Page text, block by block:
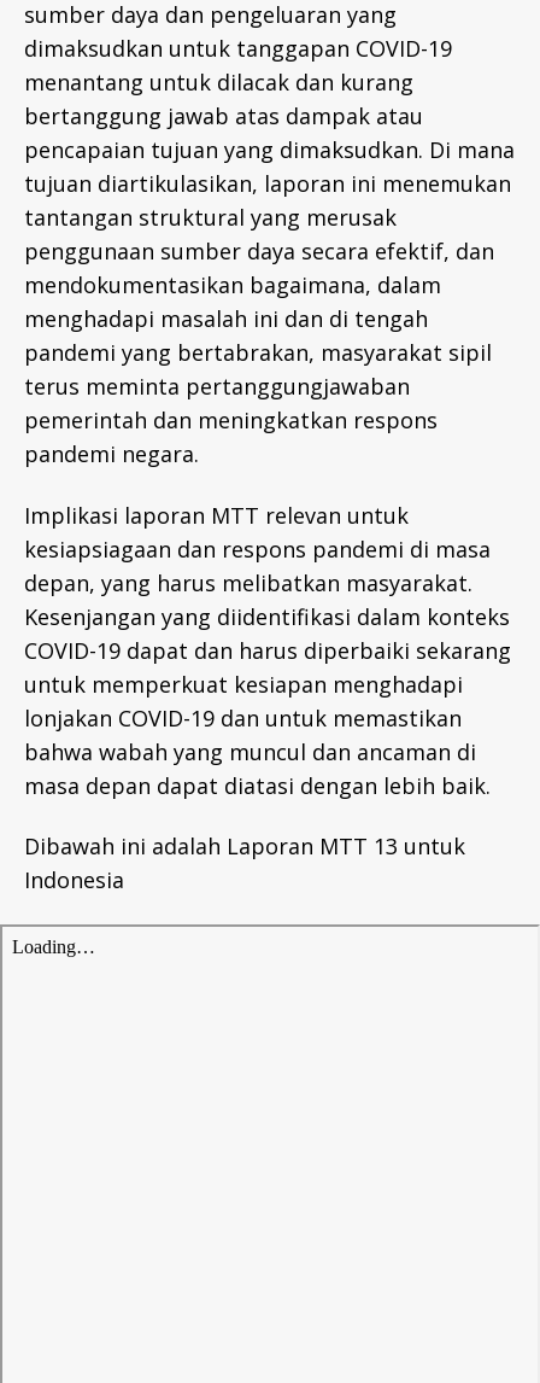
sumber daya dan pengeluaran yang
dimaksudkan untuk tanggapan COVID-19
menantang untuk dilacak dan kurang
bertanggung jawab atas dampak atau
pencapaian tujuan yang dimaksudkan. Di mana
tujuan diartikulasikan, laporan ini menemukan
tantangan struktural yang merusak
penggunaan sumber daya secara efektif, dan
mendokumentasikan bagaimana, dalam
menghadapi masalah ini dan di tengah
pandemi yang bertabrakan, masyarakat sipil
terus meminta pertanggungjawaban
pemerintah dan meningkatkan respons
pandemi negara.
Implikasi laporan MTT relevan untuk
kesiapsiagaan dan respons pandemi di masa
depan, yang harus melibatkan masyarakat.
Kesenjangan yang diidentifikasi dalam konteks
COVID-19 dapat dan harus diperbaiki sekarang
untuk memperkuat kesiapan menghadapi
lonjakan COVID-19 dan untuk memastikan
bahwa wabah yang muncul dan ancaman di
masa depan dapat diatasi dengan lebih baik.
Dibawah ini adalah Laporan MTT 13 untuk
Indonesia